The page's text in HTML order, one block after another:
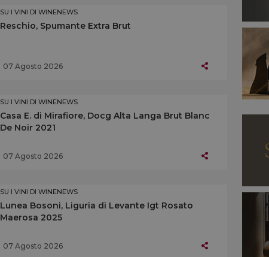
SU I VINI DI WINENEWS
Reschio, Spumante Extra Brut
07 Agosto 2026
SU I VINI DI WINENEWS
Casa E. di Mirafiore, Docg Alta Langa Brut Blanc
De Noir 2021
07 Agosto 2026
SU I VINI DI WINENEWS
Lunea Bosoni, Liguria di Levante Igt Rosato
Maerosa 2025
07 Agosto 2026